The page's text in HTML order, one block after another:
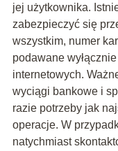
jej użytkownika.
zabezpieczyć się
wszystkim, numer
podawane
internetowych.
wyciągi bankowe i
razie potrzeby jak
operacje. W
natychmiast